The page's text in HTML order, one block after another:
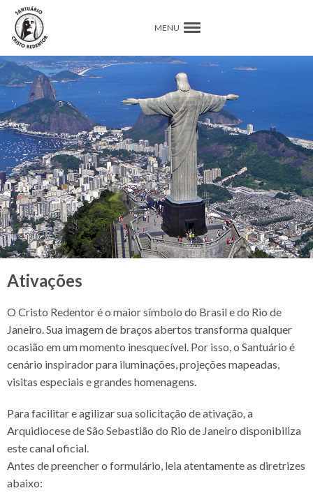
MENU
Ativações
O Cristo Redentor é o maior símbolo do Brasil e do Rio de
Janeiro. Sua imagem de braços abertos transforma qualquer
ocasião em um momento inesquecível. Por isso, o Santuário é
cenário inspirador para iluminações, projeções mapeadas,
visitas especiais e grandes homenagens.
Para facilitar e agilizar sua solicitação de ativação, a
Arquidiocese de São Sebastião do Rio de Janeiro disponibiliza
este canal oficial.
Antes de preencher o formulário, leia atentamente as diretrizes
abaixo: